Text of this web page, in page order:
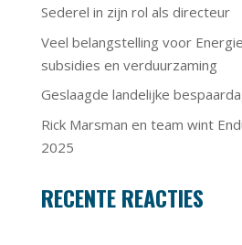
Sederel in zijn rol als directeur
Veel belangstelling voor
subsidies en verduurzaming
Geslaagde landelijke
Rick Marsman en team wint
2025
RECENTE REACTIES